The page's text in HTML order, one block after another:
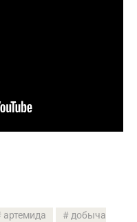
артемида
добыча